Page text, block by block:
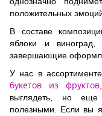
положительных
В составе
яблоки и
завершающие
У нас в
букетов из фруктов
выглядеть, но еще
полезными. Если вы